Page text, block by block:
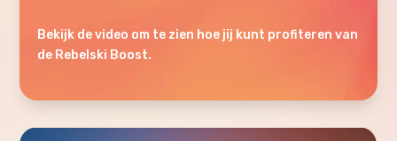
Bekijk de video om te zien hoe jij kunt profiteren van
de Rebelski Boost.